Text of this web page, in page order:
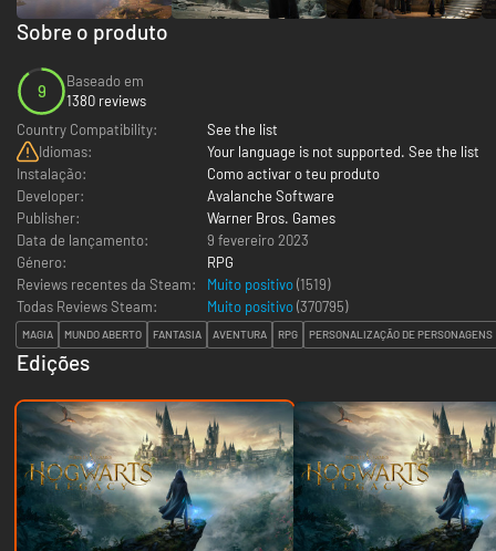
Sobre o produto
9
Baseado em
1380 reviews
Country Compatibility:
See the list
Idiomas:
Your language is not supported. See the list
Instalação:
Como activar o teu produto
Developer:
Avalanche Software
Publisher:
Warner Bros. Games
Data de lançamento:
9 fevereiro 2023
Género:
RPG
Reviews recentes da Steam:
Muito positivo(1519)
Todas Reviews Steam:
Muito positivo(370795)
MAGIA MUNDO ABERTO FANTASIA AVENTURA RPG PERSONALIZAÇÃO DE PERSONAGENS
Edições